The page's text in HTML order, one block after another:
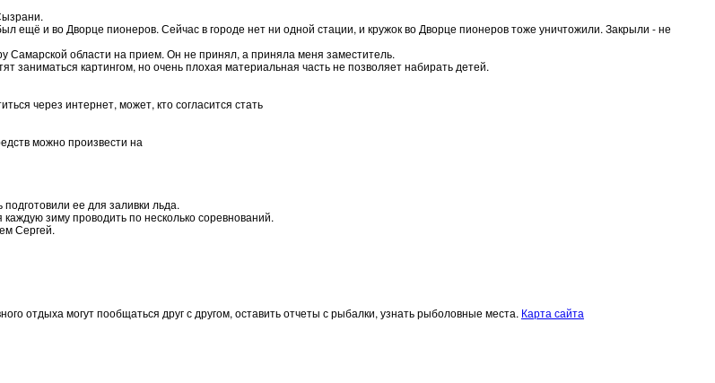
ещё и во Дворце пионеров. Сейчас в городе нет ни одной стации, и кружок во Дворце пионеров тоже уничтожили. Закрыли - не
Самарской области на прием. Он не принял, а приняла меня заместитель.
заниматься картингом, но очень плохая материальная часть не позволяет набирать детей.
через интернет, может, кто согласится стать
можно произвести на
ее для заливки льда.
зиму проводить по несколько соревнований.
Сергей.
отдыха могут пообщаться друг с другом, оставить отчеты с рыбалки, узнать рыболовные места. Карта сайта